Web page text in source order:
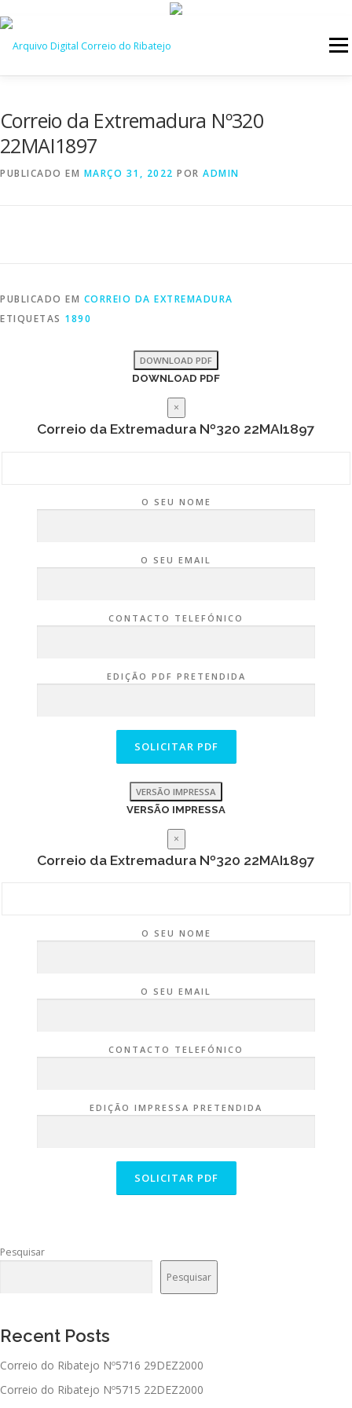
Saltar
conteúdo
Menu
Correio da Extremadura Nº320
22MAI1897
PUBLICADO EM MARÇO 31, 2022 POR ADMIN
PUBLICADO EM CORREIO DA EXTREMADURA
ETIQUETAS 1890
DOWNLOAD PDF
DOWNLOAD PDF
×
Correio da Extremadura Nº320 22MAI1897
O SEU NOME
O SEU EMAIL
CONTACTO TELEFÓNICO
EDIÇÃO PDF PRETENDIDA
VERSÃO IMPRESSA
VERSÃO IMPRESSA
×
Correio da Extremadura Nº320 22MAI1897
O SEU NOME
O SEU EMAIL
CONTACTO TELEFÓNICO
EDIÇÃO IMPRESSA PRETENDIDA
Pesquisar
Pesquisar
Recent Posts
Correio do Ribatejo Nº5716 29DEZ2000
Correio do Ribatejo Nº5715 22DEZ2000